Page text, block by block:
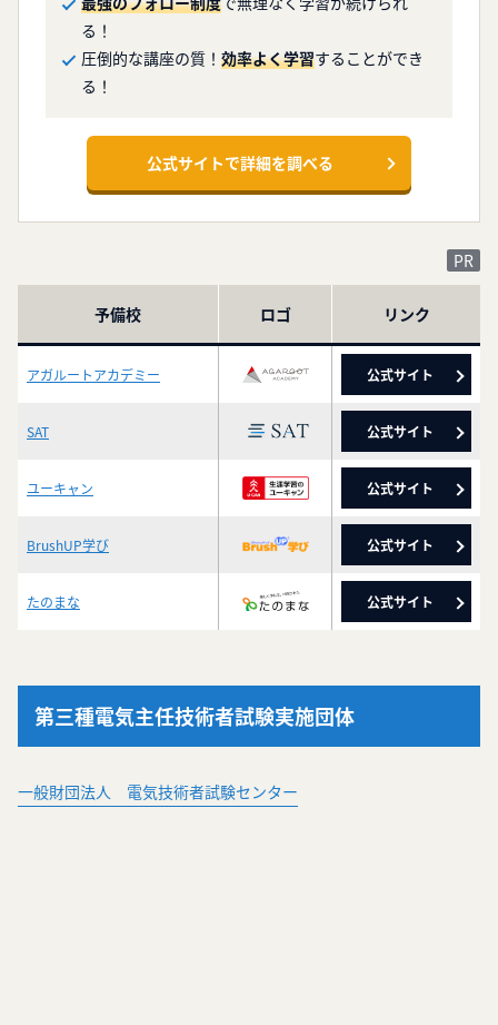
る！
圧倒的な講座の質！ 効率よく学習することができ
る！
公式サイトで詳細を調べる
予備校 ロゴ リンク
アガルートアカデミー 公式サイト
SAT 公式サイト
ユーキャン 公式サイト
BrushUP学び 公式サイト
たのまな 公式サイト
第三種電気主任技術者試験実施団体
一般財団法人 電気技術者試験センター